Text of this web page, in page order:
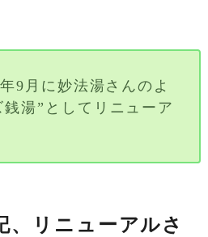
9月に妙法湯さんのよ
湯”としてリニューア
、リニューアルさ